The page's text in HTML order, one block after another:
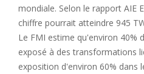
mondiale. Selon le rapport AIE
chiffre pourrait atteindre 945
Le FMI estime qu'environ 40%
exposé à des transformations
exposition d'environ 60% dans